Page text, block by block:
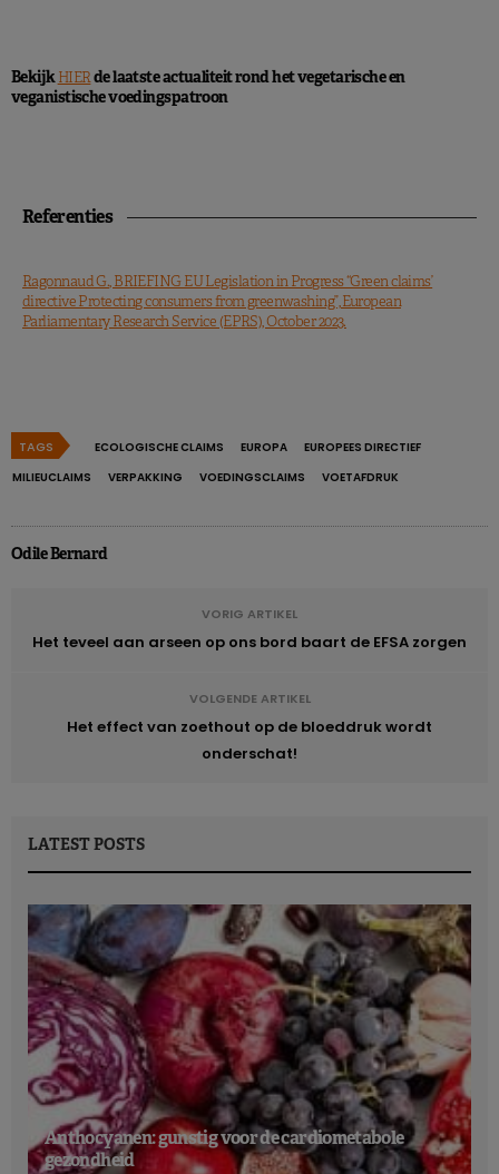
BekijkHIERde laatste actualiteit rond het vegetarische en
veganistische voedingspatroon
Referenties
Ragonnaud G., BRIEFING EU Legislation in Progress “Green claims’
directive Protecting consumers from greenwashing”, European
Parliamentary Research Service (EPRS), October 2023.
TAGS ECOLOGISCHE CLAIMS EUROPA
EUROPEES DIRECTIEF
MILIEUCLAIMS
VERPAKKING VOEDINGSCLAIMS VOETAFDRUK
Odile Bernard
VORIG ARTIKEL
Het teveel aan arseen op ons bord baart de EFSA zorgen
VOLGENDE ARTIKEL
Het effect van zoethout op de bloeddruk wordt
onderschat!
LATEST POSTS
Anthocyanen: gunstig voor de cardiometabole
gezondheid